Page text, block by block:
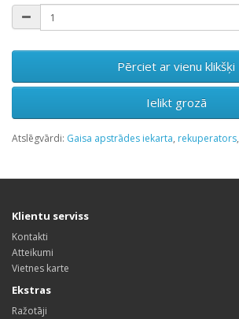
Pērciet ar vienu klikšķi
Ielikt grozā
Atslēgvārdi: Gaisa apstrādes iekarta, rekuperators,
Klientu serviss
Kontakti
Atteikumi
Vietnes karte
Ekstras
Ražotāji